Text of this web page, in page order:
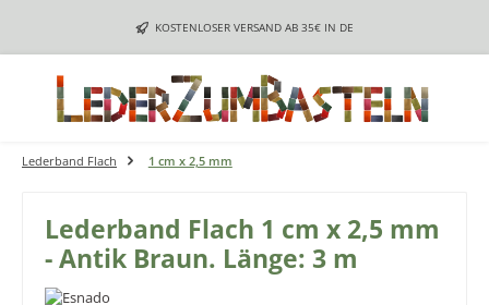
Zum Hauptinhalt springenKOSTENLOSER VERSAND AB 35€ IN DE
Lederband Flach 1 cm x 2,5 mm
Lederband Flach 1 cm x 2,5 mm
- Antik Braun. Länge: 3 m